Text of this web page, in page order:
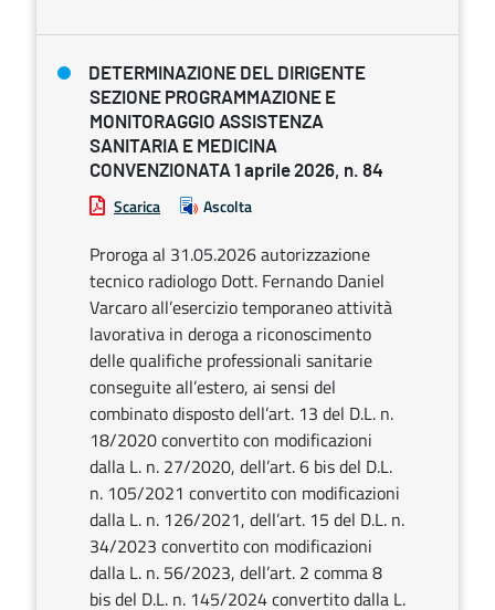
DETERMINAZIONE DEL DIRIGENTE
SEZIONE PROGRAMMAZIONE E
MONITORAGGIO ASSISTENZA
SANITARIA E MEDICINA
CONVENZIONATA 1 aprile 2026, n. 84
Scarica Ascolta
Proroga al 31.05.2026 autorizzazione
tecnico radiologo Dott. Fernando Daniel
Varcaro all’esercizio temporaneo attività
lavorativa in deroga a riconoscimento
delle qualifiche professionali sanitarie
conseguite all’estero, ai sensi del
combinato disposto dell’art. 13 del D.L. n.
18/2020 convertito con modificazioni
dalla L. n. 27/2020, dell’art. 6 bis del D.L.
n. 105/2021 convertito con modificazioni
dalla L. n. 126/2021, dell’art. 15 del D.L. n.
34/2023 convertito con modificazioni
dalla L. n. 56/2023, dell’art. 2 comma 8
bis del D.L. n. 145/2024 convertito dalla L.